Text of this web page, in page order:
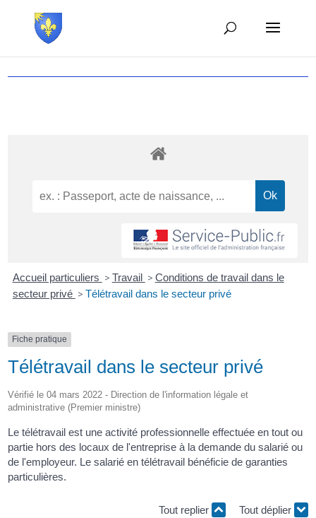
Accueil particuliers > Travail > Conditions de travail dans le
secteur privé > Télétravail dans le secteur privé
Fiche pratique
Télétravail dans le secteur privé
Vérifié le 04 mars 2022 - Direction de l'information légale et
administrative (Premier ministre)
Le télétravail est une activité professionnelle effectuée en tout ou
partie hors des locaux de l'entreprise à la demande du salarié ou
de l'employeur. Le salarié en télétravail bénéficie de garanties
particulières.
Tout replier Tout déplier